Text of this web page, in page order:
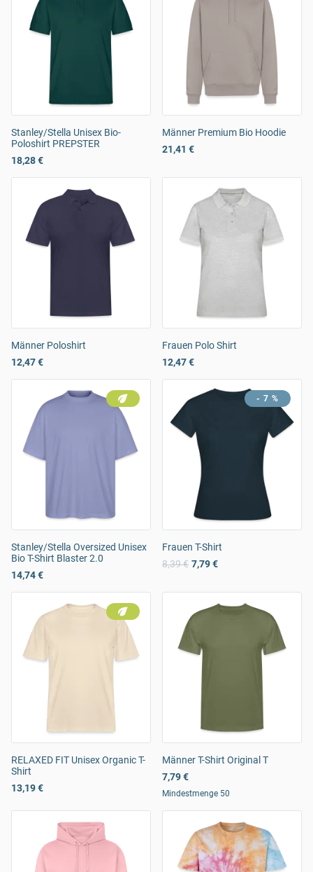
Stanley/Stella Unisex Bio-
Poloshirt PREPSTER
18,28 €
Männer Premium Bio Hoodie
21,41 €
Männer Poloshirt
12,47 €
Frauen Polo Shirt
12,47 €
Stanley/Stella Oversized Unisex
Bio T-Shirt Blaster 2.0
14,74 €
- 7 %
Frauen T-Shirt
8,39 € 7,79 €
RELAXED FIT Unisex Organic T-
Shirt
13,19 €
Männer T-Shirt Original T
7,79 €
Mindestmenge 50